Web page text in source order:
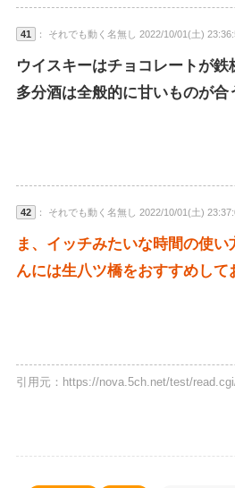
41 ： それでも動く名無し 2022/10/01(土)
ウイスキーはチョコレートが鉄
多分酒は全般的に甘いものが合
42 ： それでも動く名無し 2022/10/01(土)
ま、イッチみたいな時間の使
んには生八ツ橋をおすすめして
引用元：https://nova.5ch.net/test/